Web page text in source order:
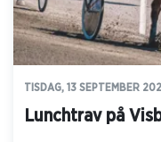
TISDAG, 13 SEPTEMBER
Lunchtrav på